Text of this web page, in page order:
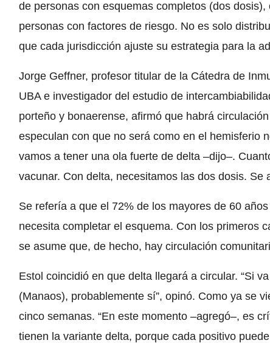
de personas con esquemas completos (dos
personas con factores de riesgo. No es solo
que cada jurisdicción ajuste su estrategia para la
Jorge Geffner, profesor titular de la Cátedra de
UBA e investigador del estudio de
porteño y bonaerense, afirmó que habrá
especulan con que no será como en el hemisferio
vamos a tener una ola fuerte de delta –dijo–.
vacunar. Con delta, necesitamos las dos dosis. Se
Se refería a que el 72% de los mayores de 60
necesita completar el esquema. Con los primeros
se asume que, de hecho, hay circulación
Estol coincidió en que delta llegará a circular. “Si
(Manaos), probablemente sí”, opinó. Como ya se
cinco semanas. “En este momento –agregó–, es
tienen la variante delta, porque cada positivo